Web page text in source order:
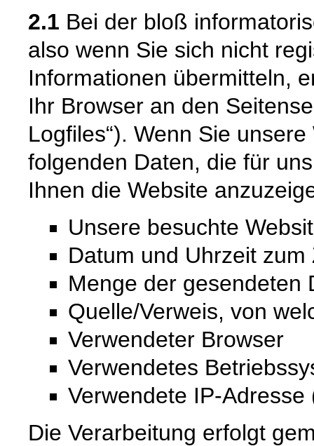
2.1 Bei der bloß
also wenn Sie sich nicht
Informationen übermitteln,
Ihr Browser an den
Logfiles“). Wenn Sie
folgenden Daten, die für
Ihnen die Website
Unsere besuchte
Datum und Uhrzeit
Menge der gesendeten
Quelle/Verweis, von
Verwendeter Browser
Verwendetes
Verwendete IP-
Die Verarbeitung erfolgt